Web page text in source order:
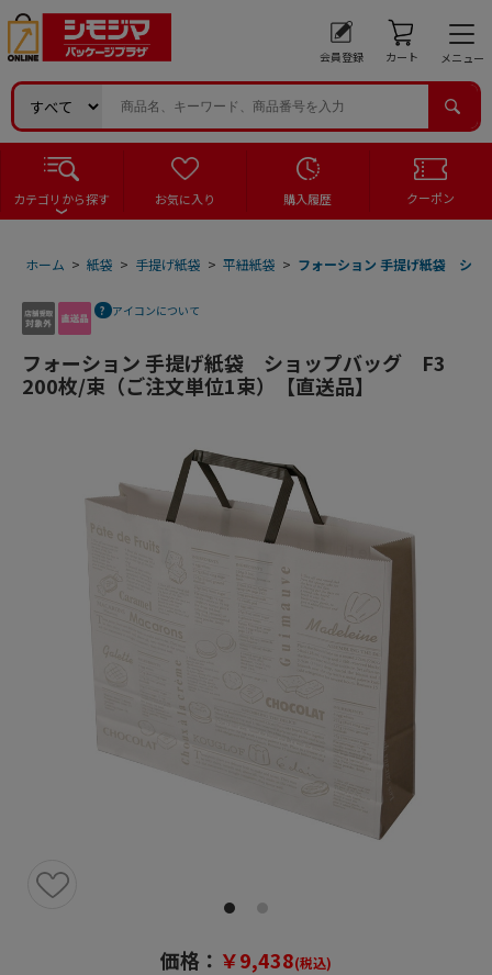
会員登録 カート メニュー
カテゴリから探す お気に入り 購入履歴 クーポン
ホーム > 紙袋 > 手提げ紙袋 > 平紐紙袋 > フォーション 手提げ紙袋 ショ
アイコンについて
フォーション 手提げ紙袋 ショップバッグ F3
200枚/束（ご注文単位1束）【直送品】
価格： ￥9,438(税込)